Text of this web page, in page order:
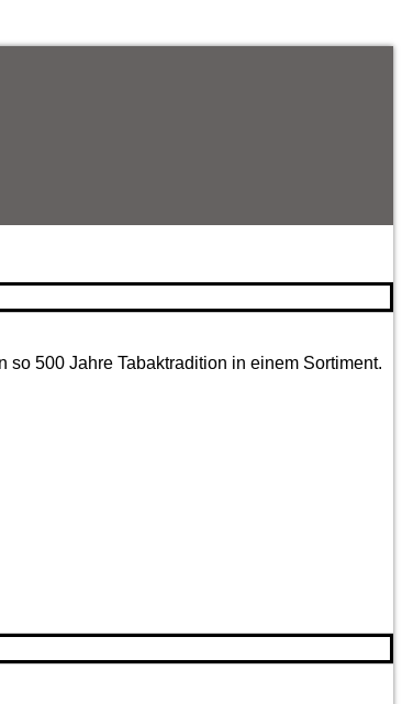
500 Jahre Tabaktradition in einem Sortiment.